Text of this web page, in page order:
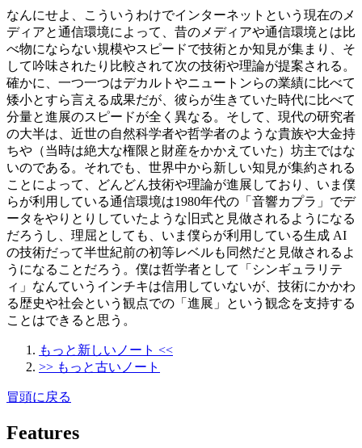
なんにせよ、こういうわけでインターネットという現在のメ
ディアと通信環境によって、昔のメディアや通信環境とは比
べ物にならない規模やスピードで技術とか知見が集まり、そ
して吟味されたり比較されて次の技術や理論が提案される。
確かに、一つ一つはデカルトやニュートンらの業績に比べて
矮小とすら言える成果だが、彼らが生きていた時代に比べて
分量と進展のスピードが全く異なる。そして、現代の研究者
の大半は、近世の自然科学者や哲学者のような貴族や大金持
ちや（当時は絶大な権限と財産をかかえていた）坊主ではな
いのである。それでも、世界中から新しい知見が集約される
ことによって、どんどん技術や理論が進展しており、いま僕
らが利用している通信環境は1980年代の「音響カプラ」でデ
ータをやりとりしていたような旧式と見做されるようになる
だろうし、理屈としても、いま僕らが利用している生成 AI
の技術だって半世紀前の初等レベルも同然だと見做されるよ
うになることだろう。僕は哲学者として「シンギュラリテ
ィ」なんていうインチキは信用していないが、技術にかかわ
る歴史や社会という観点での「進展」という観念を支持する
ことはできると思う。
もっと新しいノート <<
>> もっと古いノート
冒頭に戻る
Features